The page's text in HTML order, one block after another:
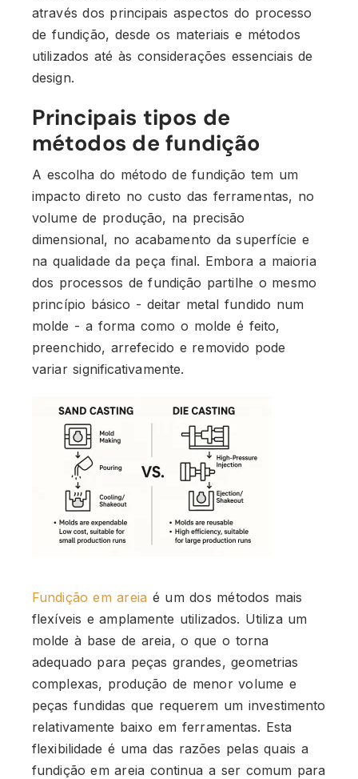
através dos principais aspectos do processo
de fundição, desde os materiais e métodos
utilizados até às considerações essenciais de
design.
Principais tipos de
métodos de fundição
A escolha do método de fundição tem um
impacto direto no custo das ferramentas, no
volume de produção, na precisão
dimensional, no acabamento da superfície e
na qualidade da peça final. Embora a maioria
dos processos de fundição partilhe o mesmo
princípio básico - deitar metal fundido num
molde - a forma como o molde é feito,
preenchido, arrefecido e removido pode
variar significativamente.
Fundição em areia é um dos métodos mais
flexíveis e amplamente utilizados. Utiliza um
molde à base de areia, o que o torna
adequado para peças grandes, geometrias
complexas, produção de menor volume e
peças fundidas que requerem um investimento
relativamente baixo em ferramentas. Esta
flexibilidade é uma das razões pelas quais a
fundição em areia continua a ser comum para